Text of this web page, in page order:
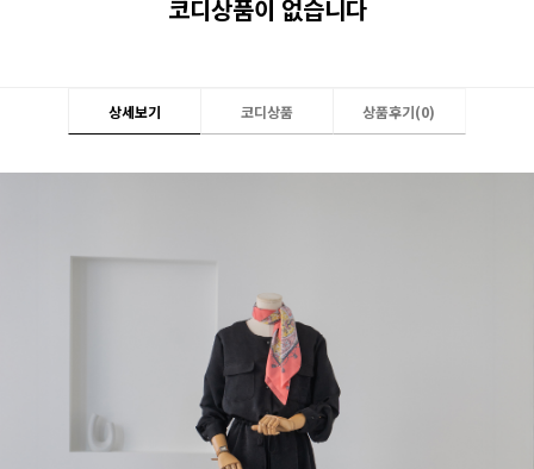
코디상품이 없습니다
상세보기 코디상품 상품후기(0)